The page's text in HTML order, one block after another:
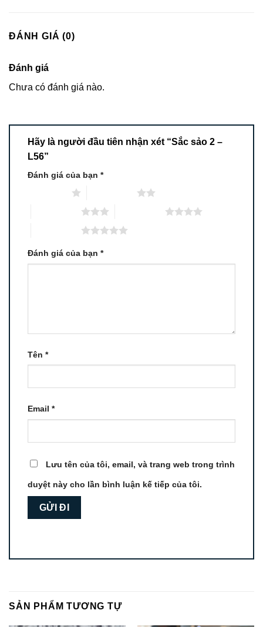
ĐÁNH GIÁ (0)
Đánh giá
Chưa có đánh giá nào.
Hãy là người đầu tiên nhận xét “Sắc sảo 2 –
L56”
Đánh giá của bạn *
Đánh giá của bạn *
Tên *
Email *
Lưu tên của tôi, email, và trang web trong trình
duyệt này cho lần bình luận kế tiếp của tôi.
SẢN PHẨM TƯƠNG TỰ